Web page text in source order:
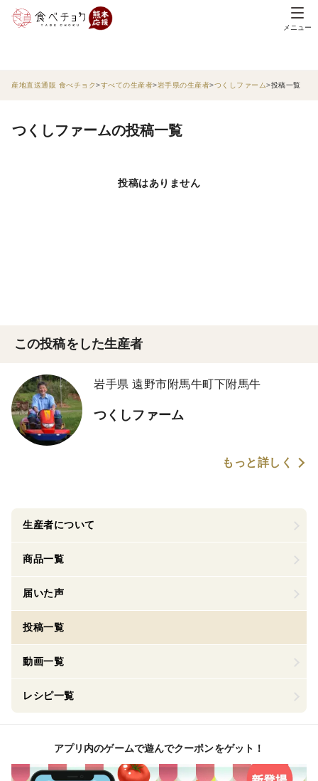
メニュー
産地直送通販 食べチョク すべての生産者 岩手県の生産者 つくしファーム 投稿一覧
つくしファームの投稿一覧
投稿はありません
この投稿をした生産者
岩手県 遠野市附馬牛町下附馬牛
つくしファーム
もっと詳しく
生産者について
商品一覧
届いた声
投稿一覧
動画一覧
レシピ一覧
アプリ内のゲームで遊んでクーポンをゲット！